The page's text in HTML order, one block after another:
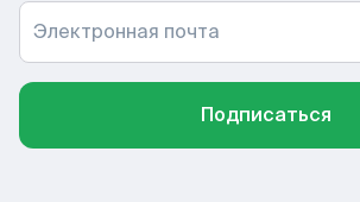
Электронная почта
Подписаться